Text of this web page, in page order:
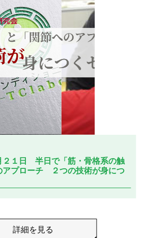
１日 半日で「筋・骨格系の触
アプローチ ２つの技術が身につ
詳細を見る